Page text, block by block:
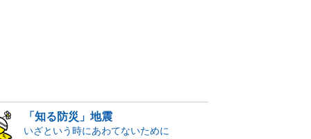
「知る防災」地震
いざという時にあわてないために